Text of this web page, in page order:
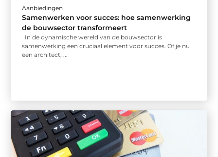
Aanbiedingen
Samenwerken voor succes: hoe samenwerking
de bouwsector transformeert
In de dynamische wereld van de bouwsector is
samenwerking een cruciaal element voor succes. Of je nu
een architect, ...